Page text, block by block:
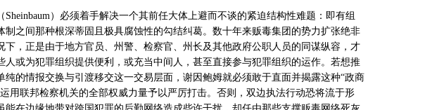
Sheinbaum）必须着手解决一个其前任大体上避而不谈的紧迫结构性难题：即有组
制之间那种根深蒂固且极具腐蚀性的勾结纠葛。数十年来贩毒集团的势力扩张绝非
下，正是由于地方官员、州警、检察官、州长及其他政府公职人员的同谋纵容，才
或为犯罪组织提供便利，或充当中间人，甚至直接参与犯罪组织的运作。若想推
纯的情报交换与引渡移交这一交易层面，谢因鲍姆就必须敢于直面并揭露这种“政商
用联邦检察机关的全部权威力量予以严厉打击。否则，双边执法行动恐将流于形